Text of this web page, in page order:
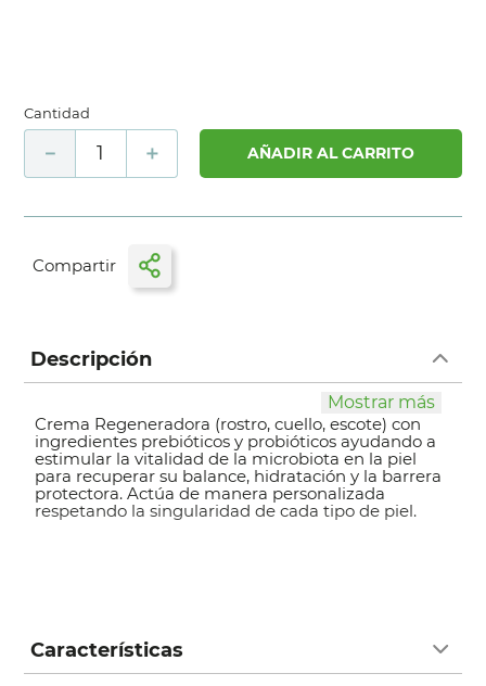
Cantidad
＋
－ AÑADIR AL CARRITO
Descripción
Crema Regeneradora (rostro, cuello, escote) con
ingredientes prebióticos y probióticos ayudando a
estimular la vitalidad de la microbiota en la piel
para recuperar su balance, hidratación y la barrera
protectora. Actúa de manera personalizada
respetando la singularidad de cada tipo de piel.
Mostrar más
Características